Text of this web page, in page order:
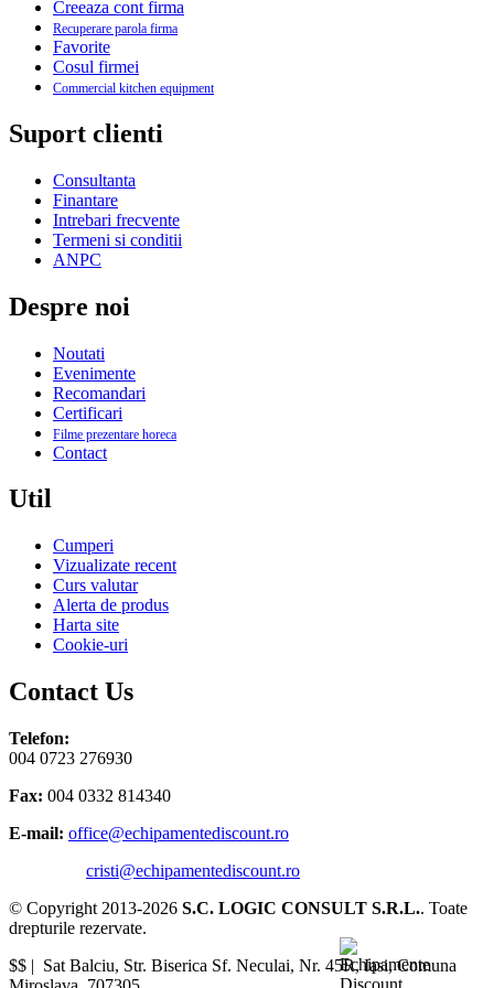
Creeaza cont firma
Recuperare parola firma
Favorite
Cosul firmei
Commercial kitchen equipment
Suport clienti
Consultanta
Finantare
Intrebari frecvente
Termeni si conditii
ANPC
Despre noi
Noutati
Evenimente
Recomandari
Certificari
Filme prezentare horeca
Contact
Util
Cumperi
Vizualizate recent
Curs valutar
Alerta de produs
Harta site
Cookie-uri
Contact Us
Telefon:
004 0723 276930
Fax: 004 0332 814340
E-mail: office@echipamentediscount.ro
cristi@echipamentediscount.ro
© Copyright 2013-2026 S.C. LOGIC CONSULT S.R.L.. Toate
drepturile rezervate.
$$ | Sat Balciu, Str. Biserica Sf. Neculai, Nr. 45R,Iasi,Comuna